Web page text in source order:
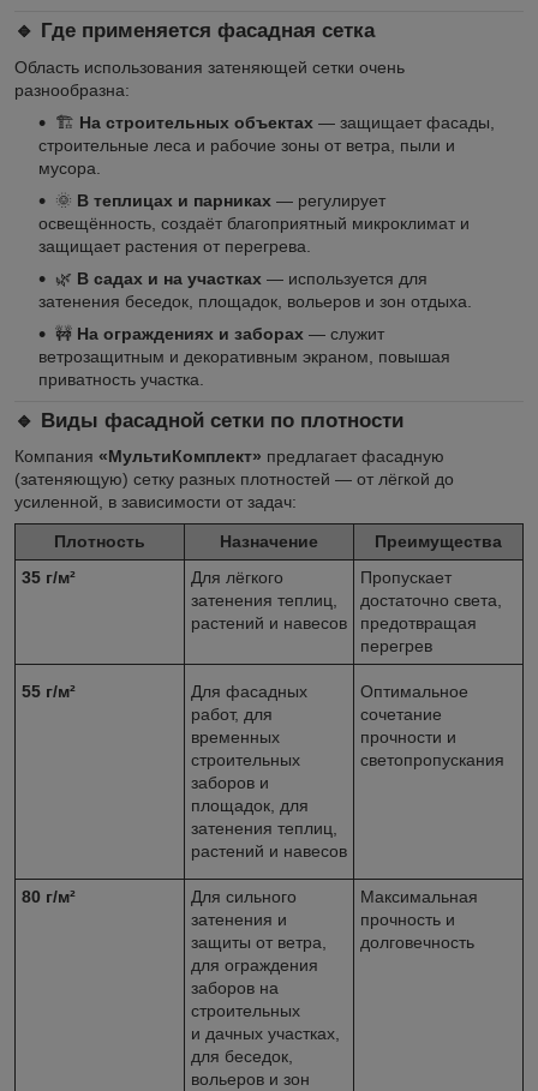
🔹 Где применяется фасадная сетка
Область использования затеняющей сетки очень
разнообразна:
🏗 На строительных объектах — защищает фасады,
строительные леса и рабочие зоны от ветра, пыли и
мусора.
🌞 В теплицах и парниках — регулирует
освещённость, создаёт благоприятный микроклимат и
защищает растения от перегрева.
🌿 В садах и на участках — используется для
затенения беседок, площадок, вольеров и зон отдыха.
🚧 На ограждениях и заборах — служит
ветрозащитным и декоративным экраном, повышая
приватность участка.
🔹 Виды фасадной сетки по плотности
Компания «МультиКомплект» предлагает фасадную
(затеняющую) сетку разных плотностей — от лёгкой до
усиленной, в зависимости от задач:
Плотность Назначение
Преимущества
35 г/м²
Для лёгкого
затенения теплиц,
растений и навесов
Пропускает
достаточно света,
предотвращая
перегрев
55 г/м²
Для фасадных
работ, для
временных
строительных
заборов и
площадок, для
затенения теплиц,
растений и навесов
Оптимальное
сочетание
прочности и
светопропускания
80 г/м²
Для сильного
затенения и
защиты от ветра,
для ограждения
заборов на
строительных
и дачных участках,
для беседок,
вольеров и зон
Максимальная
прочность и
долговечность